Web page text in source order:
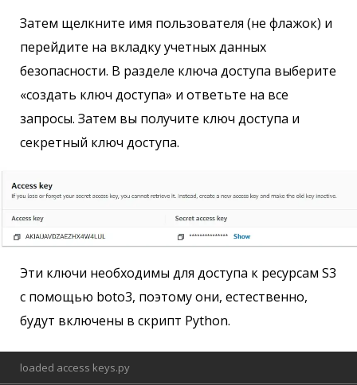
Затем щелкните имя пользователя (не флажок) и
перейдите на вкладку учетных данных
безопасности. В разделе ключа доступа выберите
«создать ключ доступа» и ответьте на все
запросы. Затем вы получите ключ доступа и
секретный ключ доступа.
Эти ключи необходимы для доступа к ресурсам S3
с помощью boto3, поэтому они, естественно,
будут включены в скрипт Python.
loaded access keys.py